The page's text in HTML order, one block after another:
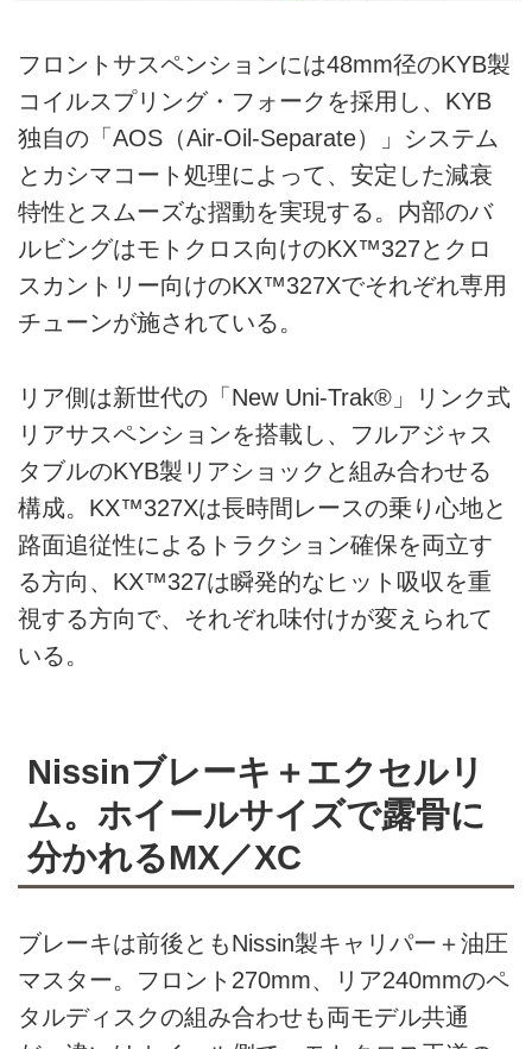
フロントサスペンションには48mm径のKYB製
コイルスプリング・フォークを採用し、KYB
独自の「AOS（Air-Oil-Separate）」システム
とカシマコート処理によって、安定した減衰
特性とスムーズな摺動を実現する。内部のバ
ルビングはモトクロス向けのKX™327とクロ
スカントリー向けのKX™327Xでそれぞれ専用
チューンが施されている。
リア側は新世代の「New Uni-Trak®」リンク式
リアサスペンションを搭載し、フルアジャス
タブルのKYB製リアショックと組み合わせる
構成。KX™327Xは長時間レースの乗り心地と
路面追従性によるトラクション確保を両立す
る方向、KX™327は瞬発的なヒット吸収を重
視する方向で、それぞれ味付けが変えられて
いる。
Nissinブレーキ＋エクセルリ
ム。ホイールサイズで露骨に
分かれるMX／XC
ブレーキは前後ともNissin製キャリパー＋油圧
マスター。フロント270mm、リア240mmのペ
タルディスクの組み合わせも両モデル共通